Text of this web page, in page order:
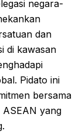
negara-
dan
di kawasan
Pidato ini
bersama
yang